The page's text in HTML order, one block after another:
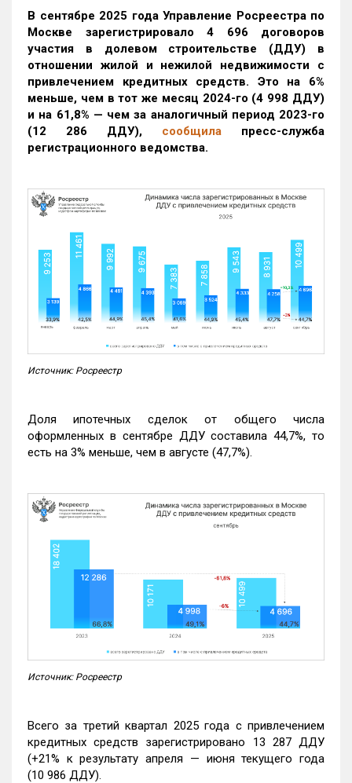
В сентябре 2025 года Управление Росреестра по
Москве зарегистрировало 4 696 договоров
участия в долевом строительстве (ДДУ) в
отношении жилой и нежилой недвижимости с
привлечением кредитных средств. Это на 6%
меньше, чем в тот же месяц 2024-го (4 998 ДДУ)
и на 61,8% — чем за аналогичный период 2023-го
(12 286 ДДУ), сообщила пресс-служба
регистрационного ведомства.
Источник: Росреестр
Доля ипотечных сделок от общего числа
оформленных в сентябре ДДУ составила 44,7%, то
есть на 3% меньше, чем в августе (47,7%).
Источник: Росреестр
Всего за третий квартал 2025 года с привлечением
кредитных средств зарегистрировано 13 287 ДДУ
(+21% к результату апреля — июня текущего года
(10 986 ДДУ).